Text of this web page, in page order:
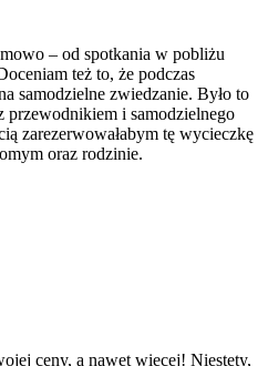
– od spotkania w pobliżu
też to, że podczas
samodzielne zwiedzanie. Było to
przewodnikiem i samodzielnego
zarezerwowałabym tę wycieczkę
oraz rodzinie.
ceny, a nawet więcej! Niestety,